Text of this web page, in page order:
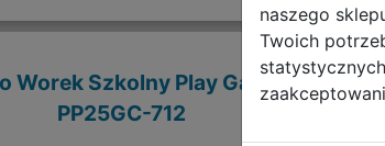
Worek Szkolny Play Game
PP25GC-712
naszego
Twoich